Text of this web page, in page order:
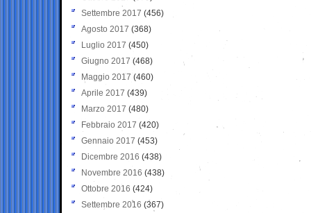
Settembre 2017 (456)
Agosto 2017 (368)
Luglio 2017 (450)
Giugno 2017 (468)
Maggio 2017 (460)
Aprile 2017 (439)
Marzo 2017 (480)
Febbraio 2017 (420)
Gennaio 2017 (453)
Dicembre 2016 (438)
Novembre 2016 (438)
Ottobre 2016 (424)
Settembre 2016 (367)